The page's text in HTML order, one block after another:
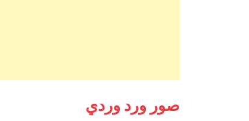
صور ورد وردي